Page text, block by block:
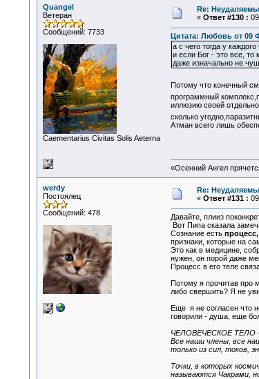
Quangel
Ветеран
Сообщений: 7733
Сaementarius Civitas Solis Aeterna
Re:
« Ответ #130 :
Цитата: Любовь от 09
а с чего тогда у
и если Бог - это все, то
даже изначально не
Потому что конечный
программный
иллюзию своей
сколько
Атман всего лишь
«Осенний Ангел
werdy
Постоялец
Сообщений: 478
Re:
« Ответ #131 :
Давайте, плииз
Вот Пипа сказала
Сознание есть
признаки, которые на
Это как в медицине,
нужен, он порой даже
Процесс в его теле
Потому я прочитав про
либо свершить? Я не
Еще я не согласен что
говорили - душа, еще
ЧЕЛОВЕЧЕСКОЕ ТЕЛО
Все наши члены, все
только из сил, токов,
Точки, в которых
называются Чакрами,